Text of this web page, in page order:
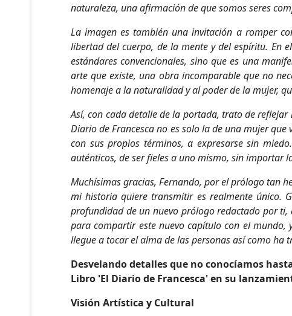
naturaleza, una afirmación de que somos seres
La imagen es también una invitación a romper
libertad del cuerpo, de la mente y del espíritu. En
estándares convencionales, sino que es una
arte que existe, una obra incomparable que no
homenaje a la naturalidad y al poder de la mujer,
Así, con cada detalle de la portada, trato de
Diario de Francesca no es solo la de una mujer
con sus propios términos, a expresarse sin
auténticos, de ser fieles a uno mismo, sin importar
Muchísimas gracias, Fernando, por el prólogo tan
mi historia quiere transmitir es realmente único.
profundidad de un nuevo prólogo redactado por
para compartir este nuevo capítulo con el mundo,
llegue a tocar el alma de las personas así como ha
Desvelando detalles que no conocíamos
Libro 'El Diario de Francesca' en su
Visión Artística y Cultural